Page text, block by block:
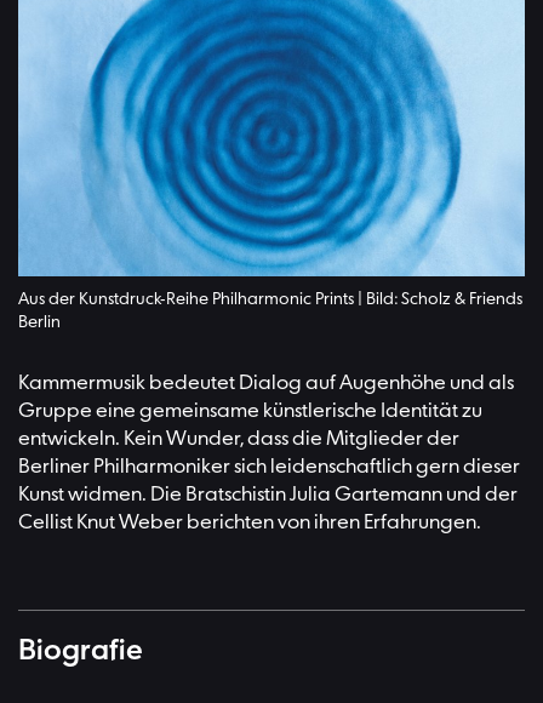
Aus der Kunstdruck-Reihe Philharmonic Prints | Bild: Scholz & Friends
Berlin
Kammermusik bedeutet Dialog auf Augenhöhe und als
Gruppe eine gemeinsame künstlerische Identität zu
entwickeln. Kein Wunder, dass die Mitglieder der
Berliner Philharmoniker sich leidenschaftlich gern dieser
Kunst widmen. Die Bratschistin Julia Gartemann und der
Cellist Knut Weber berichten von ihren Erfahrungen.
Biografie